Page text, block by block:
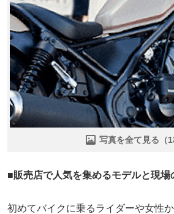
写真を全て見る（1
■販売店で人気を集めるモデルと現場
初めてバイクに乗るライダーや女性